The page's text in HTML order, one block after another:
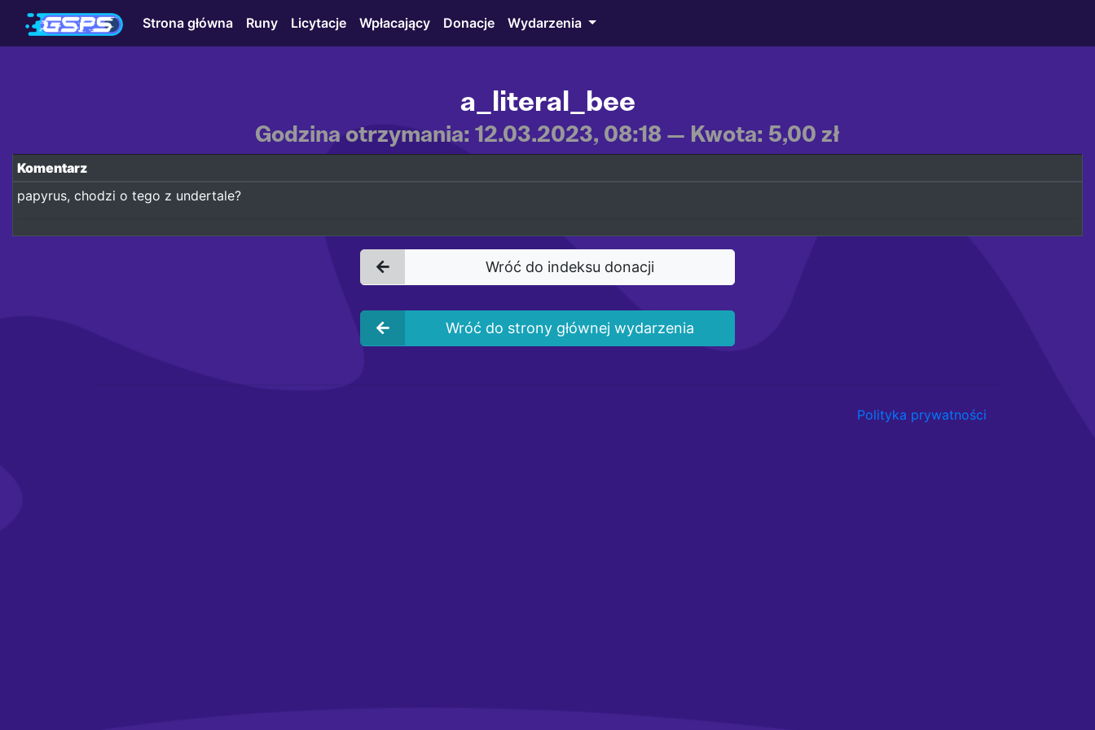
Strona główna Runy Licytacje Wpłacający Donacje Wydarzenia
a_literal_bee
Godzina otrzymania: 12.03.2023, 08:18 — Kwota: 5,00 zł
Komentarz
papyrus, chodzi o tego z undertale?
Wróć do indeksu donacji
Wróć do strony głównej wydarzenia
Polityka prywatności